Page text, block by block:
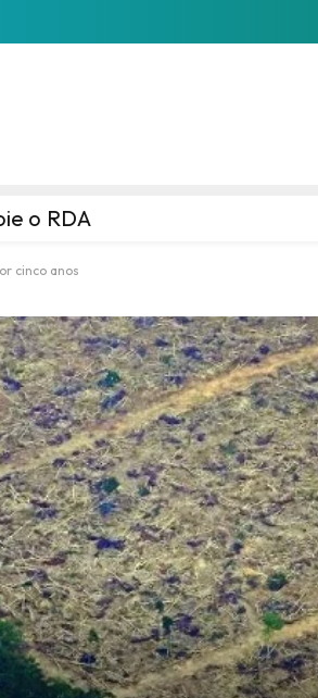
o RDA
cinco anos